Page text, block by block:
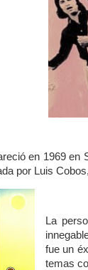
en 1969 en
por Luis
La
fue un
temas